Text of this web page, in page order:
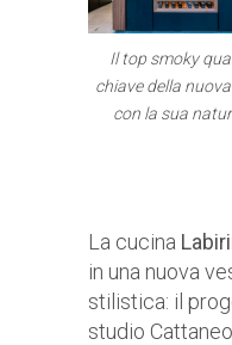
Il top smoky
chiave della
con la sua
La cucina
in una nuova
stilistica: il
studio